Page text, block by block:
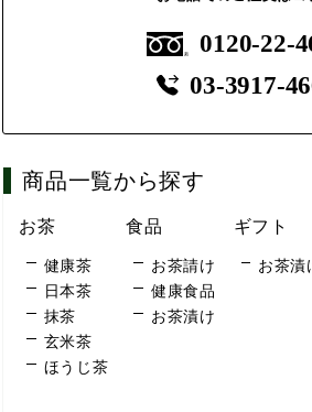
0120-22-
03-3917-
商品一覧から探す
お茶
健康茶
日本茶
抹茶
玄米茶
ほうじ茶
食品
お茶請け
健康食品
お茶漬け
ギフト
お茶漬